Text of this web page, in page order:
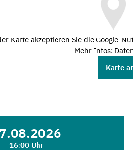
Karte akzeptieren Sie die Google-
Mehr Infos:
Karte
16:00 Uhr